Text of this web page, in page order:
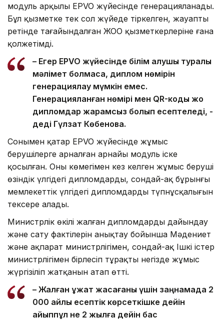
модуль арқылы EPVO жүйесінде генерацияланады.
Бұл қызметке тек сол жүйеде тіркелген, жауапты
ретінде тағайындалған ЖОО қызметкерлеріне ғана
қолжетімді.
– Егер EPVO жүйесінде білім алушы туралы
мәлімет болмаса, диплом нөмірін
генерациялау мүмкін емес.
Генерацияланған нөмірі мен QR-коды жоқ
дипломдар жарамсыз болып есептеледі, -
деді Гүлзат Көбенова.
Сонымен қатар EPVO жүйесінде жұмыс
берушілерге арналған арнайы модуль іске
қосылған. Оның көмегімен кез келген жұмыс беруші
өзіндік үлгідегі дипломдарды, сондай-ақ бұрынғы
мемлекеттік үлгідегі дипломдардың түпнұсқалығын
тексере алады.
Министрлік өкілі жалған дипломдарды дайындау
және сату фактілерін анықтау бойынша Мәдениет
және ақпарат министрлігімен, сондай-ақ Ішкі істер
министрлігімен бірлесіп тұрақты негізде жұмыс
жүргізіліп жатқанын атап өтті.
– Жалған құжат жасағаны үшін заңнамада 2
000 айлық есептік көрсеткішке дейін
айыппұл не 2 жылға дейін бас